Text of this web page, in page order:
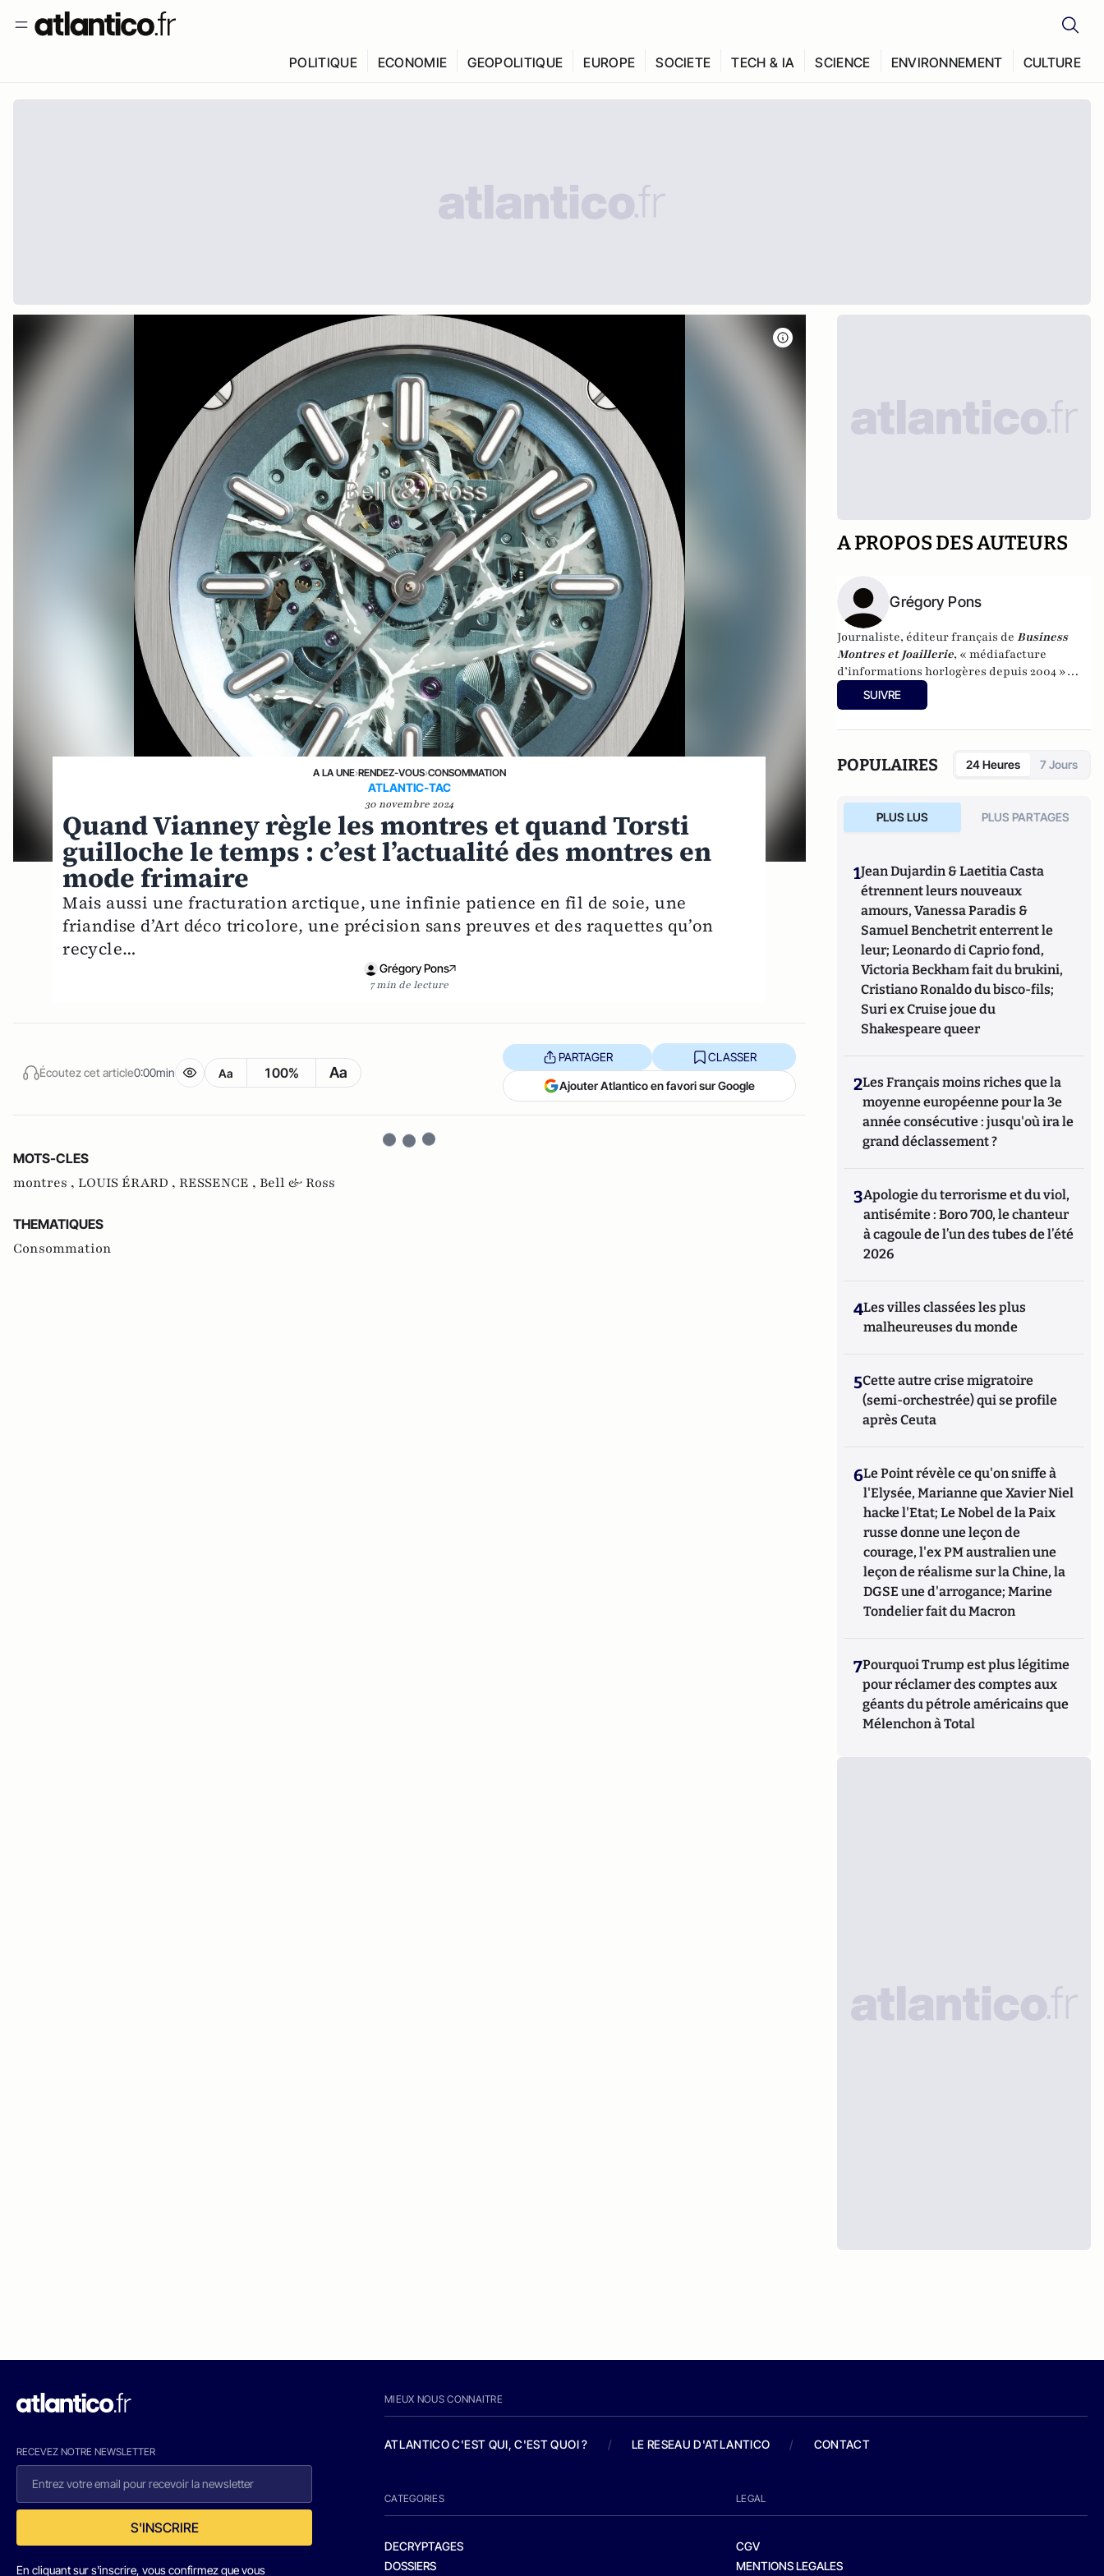
POLITIQUE ECONOMIE GEOPOLITIQUE EUROPE SOCIETE TECH & IA SCIENCE ENVIRONNEMENT CULTURE
A LA UNE›RENDEZ-VOUS›CONSOMMATION
ATLANTIC-TAC
30 novembre 2024
Quand Vianney règle les montres et quand Torsti
guilloche le temps : c’est l’actualité des montres en
mode frimaire
Mais aussi une fracturation arctique, une infinie patience en fil de soie, une
friandise d’Art déco tricolore, une précision sans preuves et des raquettes qu’on
recycle…
Grégory Pons
7 min de lecture
Écoutez cet article0:00min Aa 100% Aa
PARTAGER CLASSER
Ajouter Atlantico en favori sur Google
MOTS-CLES
montres , LOUIS ÉRARD , RESSENCE , Bell & Ross
THEMATIQUES
Consommation
A PROPOS DES AUTEURS
Grégory Pons
Journaliste, éditeur français deBusiness
Montres et Joaillerie, « médiafacture
d’informations horlogères depuis 2004 »
(site d’informations basé à Genève : 0 %
publicité-100 % liberté), spécialiste du
SUIVRE
POPULAIRES 24 Heures 7 Jours
PLUS LUS PLUS PARTAGES
1Jean Dujardin & Laetitia Casta
étrennent leurs nouveaux
amours, Vanessa Paradis &
Samuel Benchetrit enterrent le
leur; Leonardo di Caprio fond,
Victoria Beckham fait du brukini,
Cristiano Ronaldo du bisco-fils;
Suri ex Cruise joue du
Shakespeare queer
2Les Français moins riches que la
moyenne européenne pour la 3e
année consécutive : jusqu'où ira le
grand déclassement ?
3Apologie du terrorisme et du viol,
antisémite : Boro 700, le chanteur
à cagoule de l’un des tubes de l’été
2026
4Les villes classées les plus
malheureuses du monde
5Cette autre crise migratoire
(semi-orchestrée) qui se profile
après Ceuta
6Le Point révèle ce qu'on sniffe à
l'Elysée, Marianne que Xavier Niel
hacke l'Etat; Le Nobel de la Paix
russe donne une leçon de
courage, l'ex PM australien une
leçon de réalisme sur la Chine, la
DGSE une d'arrogance; Marine
Tondelier fait du Macron
7Pourquoi Trump est plus légitime
pour réclamer des comptes aux
géants du pétrole américains que
Mélenchon à Total
RECEVEZ NOTRE NEWSLETTER
S'INSCRIRE
En cliquant sur s'inscrire, vous confirmez que vous
MIEUX NOUS CONNAITRE
ATLANTICO C'EST QUI, C'EST QUOI ? / LE RESEAU D'ATLANTICO / CONTACT
CATEGORIES
DECRYPTAGES
DOSSIERS
LEGAL
CGV
MENTIONS LEGALES